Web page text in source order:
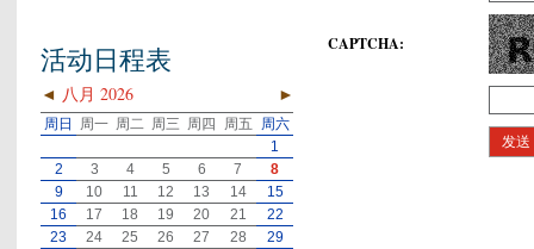
CAPTCHA:
活动日程表
◄ ►
八月 2026
周日 周一 周二 周三 周四 周五
周六
1
2
3 4 5 6 7
8
9
10 11 12 13 14
15
16
17 18 19 20 21
22
23
24 25 26 27 28
29